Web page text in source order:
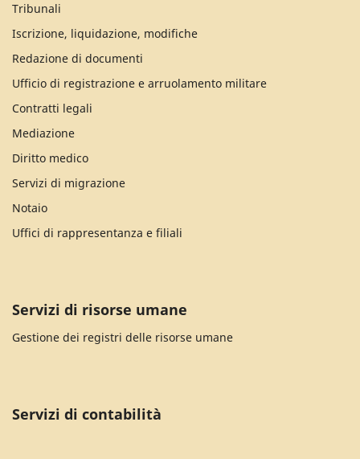
Tribunali
Iscrizione, liquidazione, modifiche
Redazione di documenti
Ufficio di registrazione e arruolamento militare
Contratti legali
Mediazione
Diritto medico
Servizi di migrazione
Notaio
Uffici di rappresentanza e filiali
Servizi di risorse umane
Gestione dei registri delle risorse umane
Servizi di contabilità